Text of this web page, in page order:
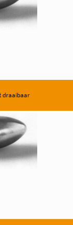
draaibaar